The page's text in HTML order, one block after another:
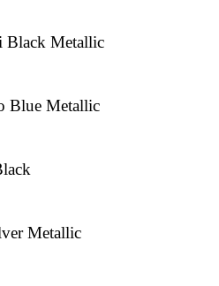
Black Metallic
Blue Metallic
Metallic